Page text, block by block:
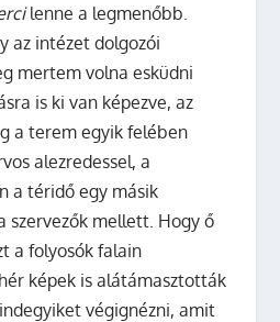
lenne a legmenőbb.
az intézet dolgozói
mertem volna esküdni
is ki van képezve, az
a terem egyik felében
alezredessel, a
a téridő egy másik
szervezők mellett. Hogy ő
a folyosók falain
képek is alátámasztották
végignézni, amit